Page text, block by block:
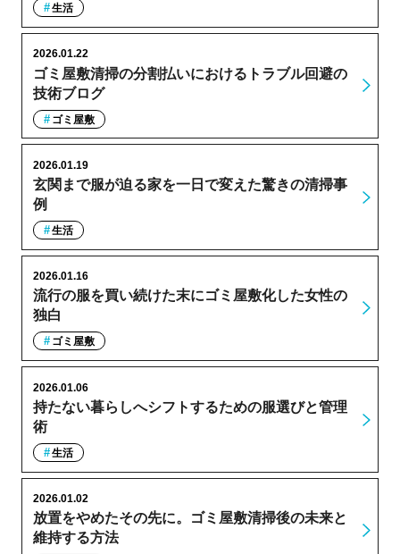
生活
ゴミ屋敷清掃の分割払いにおけるトラブル回避の
技術ブログ
2026.01.22
ゴミ屋敷
玄関まで服が迫る家を一日で変えた驚きの清掃事
例
2026.01.19
生活
流行の服を買い続けた末にゴミ屋敷化した女性の
独白
2026.01.16
ゴミ屋敷
持たない暮らしへシフトするための服選びと管理
術
2026.01.06
生活
放置をやめたその先に。ゴミ屋敷清掃後の未来と
維持する方法
2026.01.02